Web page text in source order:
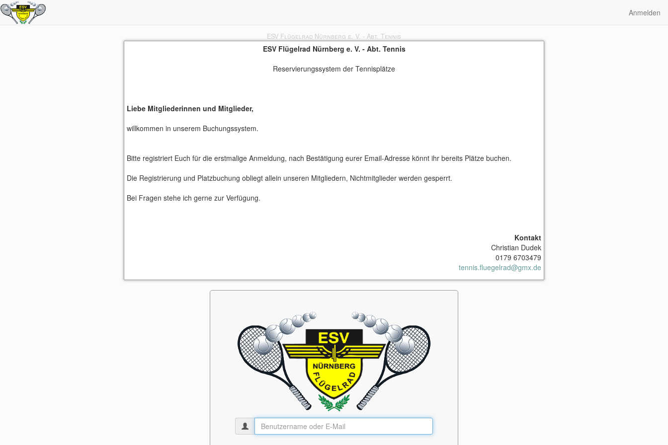
Anmelden
ESV Flügelrad Nürnberg e. V. - Abt. Tennis
Reservierungssystem der Tennisplätze
Liebe Mitgliederinnen und Mitglieder,
willkommen in unserem Buchungssystem.
Bitte registriert Euch für die erstmalige Anmeldung, nach Bestätigung eurer Email-Adresse könnt ihr bereits Plätze buchen.
Die Registrierung und Platzbuchung obliegt allein unseren Mitgliedern, Nichtmitglieder werden gesperrt.
Bei Fragen stehe ich gerne zur Verfügung.
Kontakt
Christian Dudek
0179 6703479
tennis.fluegelrad@gmx.de